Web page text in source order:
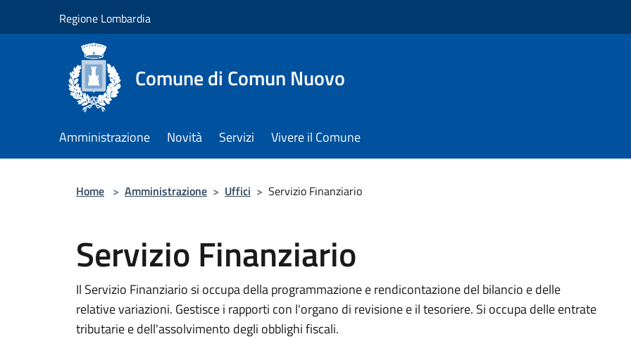
Regione Lombardia
Comune di Comun Nuovo
Amministrazione Novità Servizi Vivere il Comune
Home > Amministrazione > Uffici > Servizio Finanziario
Servizio Finanziario
Il Servizio Finanziario si occupa della programmazione e rendicontazione del bilancio e delle
relative variazioni. Gestisce i rapporti con l'organo di revisione e il tesoriere. Si occupa delle entrate
tributarie e dell'assolvimento degli obblighi fiscali.